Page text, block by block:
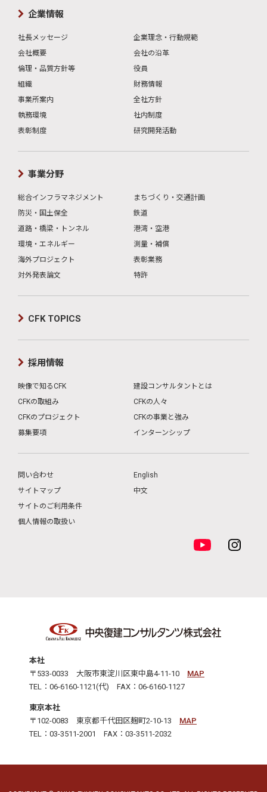
企業情報
社長メッセージ
企業理念・行動規範
会社概要
会社の沿革
倫理・品質方針等
役員
組織
財務情報
事業所案内
全社方針
執務環境
社内制度
表彰制度
研究開発活動
事業分野
総合インフラマネジメント
まちづくり・交通計画
防災・国土保全
鉄道
道路・橋梁・トンネル
港湾・空港
環境・エネルギー
測量・補償
海外プロジェクト
表彰業務
対外発表論文
特許
CFK TOPICS
採用情報
映像で知るCFK
建設コンサルタントとは
CFKの取組み
CFKの人々
CFKのプロジェクト
CFKの事業と強み
募集要項
インターンシップ
問い合わせ
サイトマップ
サイトのご利用条件
個人情報の取扱い
English
中文
本社
〒533-0033 大阪市東淀川区東中島4-11-10 MAP
TEL：06-6160-1121(代) FAX：06-6160-1127
東京本社
〒102-0083 東京都千代田区麹町2-10-13 MAP
TEL：03-3511-2001 FAX：03-3511-2032